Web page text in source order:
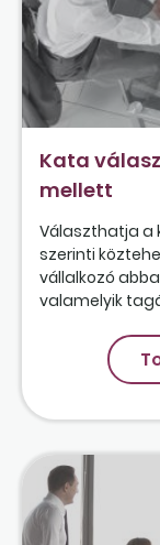
Kata
mellett
Választhatja a
szerinti
vállalkozó
valamelyik